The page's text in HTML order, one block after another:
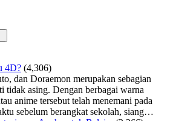
4D? (4,306)
dan Doraemon merupakan sebagian
tidak asing. Dengan berbagai warna
anime tersebut telah menemani pada
sebelum berangkat sekolah, siang…